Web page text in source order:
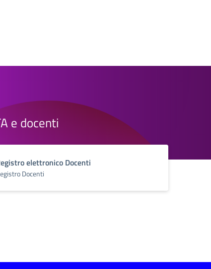
e docenti
elettronico Docenti
Docenti